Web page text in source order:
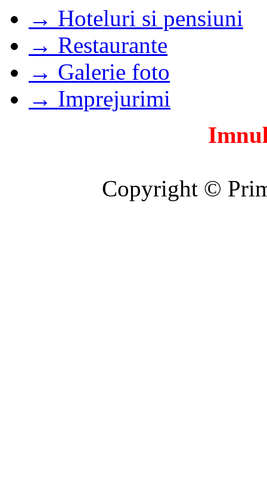
→ Hoteluri si pensiuni
→ Restaurante
→ Galerie foto
→ Imprejurimi
Copyright ©